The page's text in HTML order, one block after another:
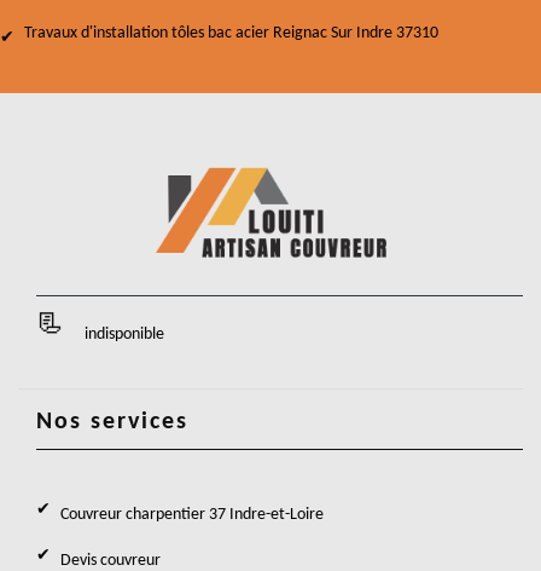
Travaux d'installation tôles bac acier Reignac Sur Indre 37310
indisponible
Nos services
Couvreur charpentier 37 Indre-et-Loire
Devis couvreur